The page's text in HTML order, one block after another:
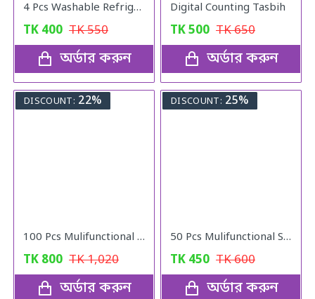
4 Pcs Washable Refrigerator Mats
TK 400 TK550
অর্ডার করুন
Digital Counting Tasbih
TK500 TK650
অর্ডার করুন
DISCOUNT: 22%
100 Pcs Mulifunctional Sunshade Net Fixing Clip
TK 800 TK1,020
অর্ডার করুন
DISCOUNT: 25%
50 Pcs Mulifunctional Sunshade Net Fixing Clip
TK 450 TK600
অর্ডার করুন